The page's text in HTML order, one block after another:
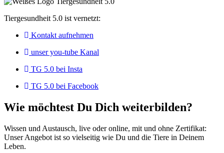
Tiergesundheit 5.0 ist vernetzt:
Kontakt aufnehmen
unser you-tube Kanal
TG 5.0 bei Insta
TG 5.0 bei Facebook
Wie möchtest Du Dich weiterbilden?
Wissen und Austausch, live oder online, mit und ohne Zertifikat:
Unser Angebot ist so vielseitig wie Du und die Tiere in Deinem
Leben.